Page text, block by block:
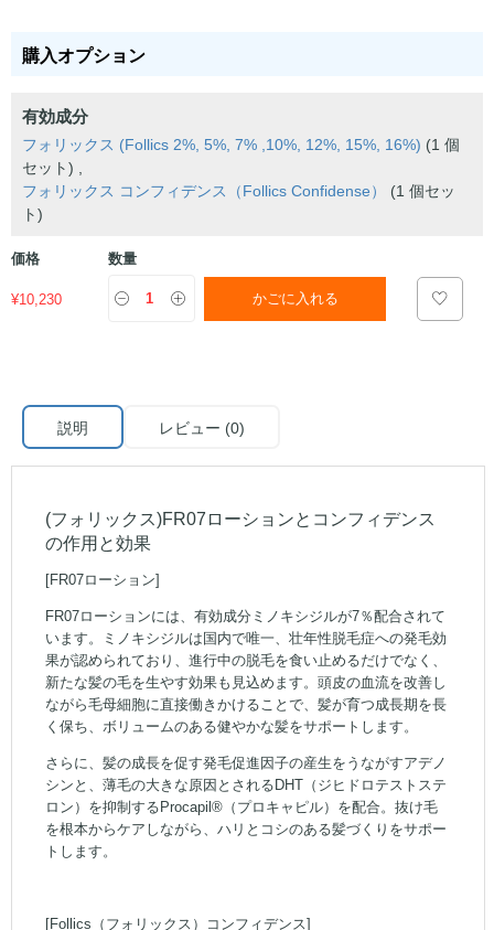
購入オプション
有効成分
フォリックス (Follics 2%, 5%, 7% ,10%, 12%, 15%, 16%) (1 個
セット) ,
フォリックス コンフィデンス（Follics Confidense）
(1 個セッ
ト)
価格
数量
¥10,230 かごに入れる
説明 レビュー (0)
(フォリックス)FR07ローションとコンフィデンス
の作用と効果
[FR07ローション]
FR07ローションには、有効成分ミノキシジルが7％配合されて
います。ミノキシジルは国内で唯一、壮年性脱毛症への発毛効
果が認められており、進行中の脱毛を食い止めるだけでなく、
新たな髪の毛を生やす効果も見込めます。頭皮の血流を改善し
ながら毛母細胞に直接働きかけることで、髪が育つ成長期を長
く保ち、ボリュームのある健やかな髪をサポートします。
さらに、髪の成長を促す発毛促進因子の産生をうながすアデノ
シンと、薄毛の大きな原因とされるDHT（ジヒドロテストステ
ロン）を抑制するProcapil®（プロキャピル）を配合。抜け毛
を根本からケアしながら、ハリとコシのある髪づくりをサポー
トします。
[Follics（フォリックス）コンフィデンス]